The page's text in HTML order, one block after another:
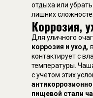
отдыха или
лишних
Коррозия,
Для уличного
коррозия и уход,
контактирует с
температуры.
с учетом этих
пищевой стали